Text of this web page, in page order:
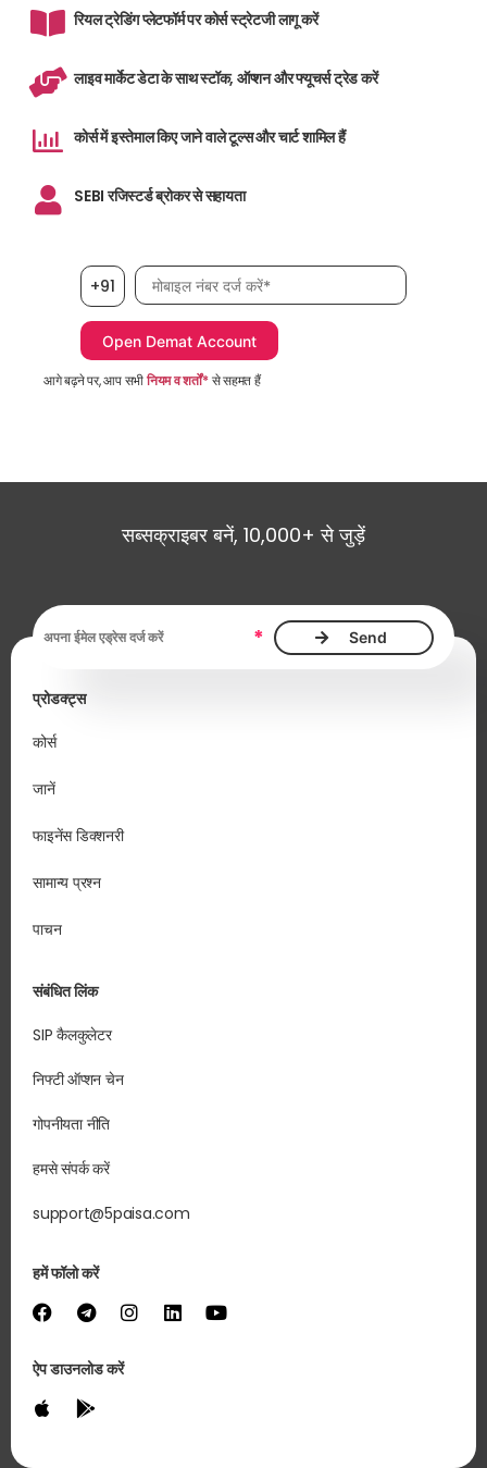
रियल ट्रेडिंग प्लेटफॉर्म पर कोर्स स्ट्रेटजी लागू करें
लाइव मार्केट डेटा के साथ स्टॉक, ऑप्शन और फ्यूचर्स ट्रेड करें
कोर्स में इस्तेमाल किए जाने वाले टूल्स और चार्ट शामिल हैं
SEBI रजिस्टर्ड ब्रोकर से सहायता
+91 मोबाइल नंबर आवश्यक है
आगे बढ़ने पर, आप सभीनियम व शर्तों*से सहमत हैं
सब्सक्राइबर बनें, 10,000+ से जुड़ें
ईमेल एड्रेस आवश्यक है *
प्रोडक्ट्स
कोर्स
जानें
फाइनेंस डिक्शनरी
सामान्य प्रश्न
पाचन
संबंधित लिंक
SIP कैलकुलेटर
निफ्टी ऑप्शन चेन
गोपनीयता नीति
हमसे संपर्क करें
support@5paisa.com
हमें फॉलो करें
ऐप डाउनलोड करें